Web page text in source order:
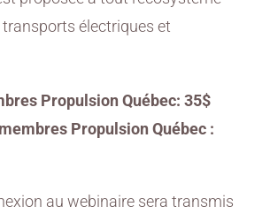
électriques et
Propulsion Québec: 35$
Propulsion Québec :
au webinaire sera transmis